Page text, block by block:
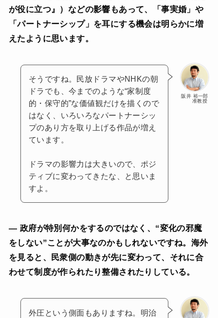
が役に立つ』）などの影響もあって、「事実婚」や
「パートナーシップ」を耳にする機会は明らかに増
えたように思います。
阪井 裕一郎
准教授
そうですね。民放ドラマやNHKの朝
ドラでも、今までのような“家制度
的・保守的”な価値観だけを描くので
はなく、いろいろなパートナーシッ
プのあり方を取り上げる作品が増え
ています。
ドラマの影響力は大きいので、ポジ
ティブに変わってきたな、と思いま
すよ。
— 政府が特別何かをするのではなく、“変化の邪魔
をしない”ことが大事なのかもしれないですね。海外
を見ると、民衆側の動きが先に変わって、それに合
わせて制度が作られたり整備されたりしている。
外圧という側面もありますね。明治